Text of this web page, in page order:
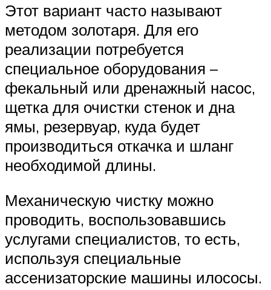
Этот вариант часто называют
методом золотаря. Для его
реализации потребуется
специальное оборудования –
фекальный или дренажный насос,
щетка для очистки стенок и дна
ямы, резервуар, куда будет
производиться откачка и шланг
необходимой длины.
Механическую чистку можно
проводить, воспользовавшись
услугами специалистов, то есть,
используя специальные
ассенизаторские машины илососы.